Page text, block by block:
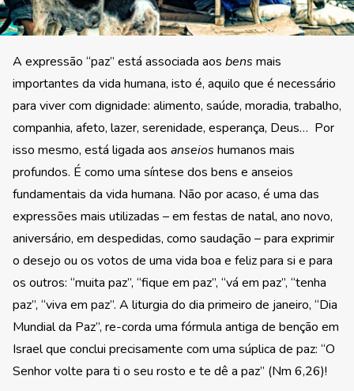
A expressão “paz” está associada aos bens mais
importantes da vida humana, isto é, aquilo que é necessário
para viver com dignidade: alimento, saúde, moradia, trabalho,
companhia, afeto, lazer, serenidade, esperança, Deus… Por
isso mesmo, está ligada aos anseios humanos mais
profundos. É como uma síntese dos bens e anseios
fundamentais da vida humana. Não por acaso, é uma das
expressões mais utilizadas – em festas de natal, ano novo,
aniversário, em despedidas, como saudação – para exprimir
o desejo ou os votos de uma vida boa e feliz para si e para
os outros: “muita paz”, “fique em paz”, “vá em paz”, “tenha
paz”, “viva em paz”. A liturgia do dia primeiro de janeiro, “Dia
Mundial da Paz”, re-corda uma fórmula antiga de benção em
Israel que conclui precisamente com uma súplica de paz: “O
Senhor volte para ti o seu rosto e te dê a paz” (Nm 6,26)!